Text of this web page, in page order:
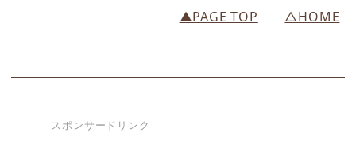
▲PAGE TOP
△HOME
スポンサードリンク